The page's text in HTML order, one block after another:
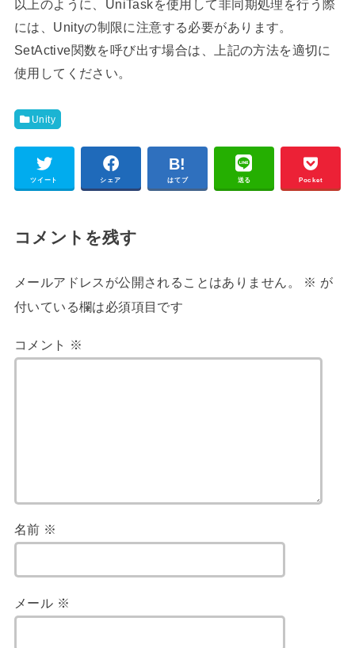
以上のように、UniTaskを使用して非同期処理を行う際
には、Unityの制限に注意する必要があります。
SetActive関数を呼び出す場合は、上記の方法を適切に
使用してください。
Unity
ツイート シェア はてブ 送る Pocket
コメントを残す
メールアドレスが公開されることはありません。 ※ が
付いている欄は必須項目です
コメント ※
名前 ※
メール ※